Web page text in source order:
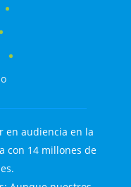
en audiencia en la
con 14 millones de